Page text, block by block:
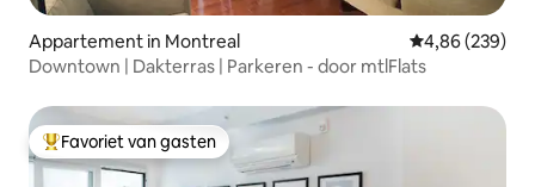
Appartement in Montreal Gemiddelde
4,86 (239)
Downtown | Dakterras | Parkeren - door mtlFlats
Topfavoriet van gasten
Favoriet van gasten